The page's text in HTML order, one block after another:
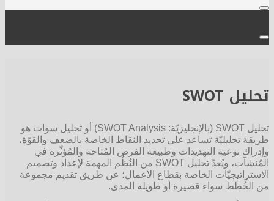
تحليل SWOT
تحليل SWOT (بالإنجليزيّة: SWOT Analysis) أو تحليل سوات هو
طريقة تحليليّة تساعد على تحديد النقاط الخاصة بالضعف والقوّة،
وإدراك نوعية التهديدات وطبيعة الفرص المُتاحة والمُؤثّرة في
المُنشآت، ويُعدّ تحليل SWOT من النُظُم المهمة لإعداد وتصميم
الاستراتيجيّات الخاصة بقطاع الأعمال؛ عن طريق تقديم مجموعة
من الخُطط سواء قصيرة أو طويلة المدى.